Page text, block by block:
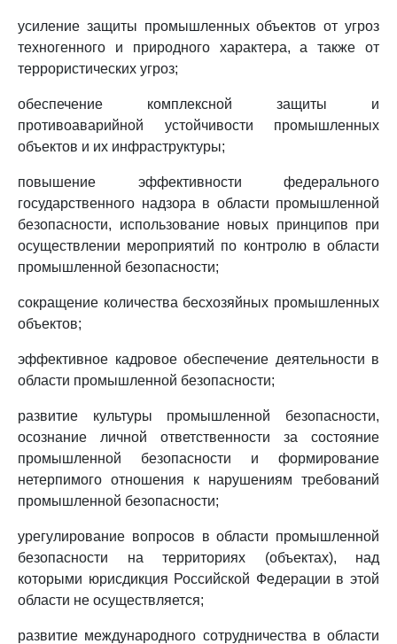
усиление защиты промышленных объектов от угроз
техногенного и природного характера, а также от
террористических угроз;
обеспечение комплексной защиты и
противоаварийной устойчивости промышленных
объектов и их инфраструктуры;
повышение эффективности федерального
государственного надзора в области промышленной
безопасности, использование новых принципов при
осуществлении мероприятий по контролю в области
промышленной безопасности;
сокращение количества бесхозяйных промышленных
объектов;
эффективное кадровое обеспечение деятельности в
области промышленной безопасности;
развитие культуры промышленной безопасности,
осознание личной ответственности за состояние
промышленной безопасности и формирование
нетерпимого отношения к нарушениям требований
промышленной безопасности;
урегулирование вопросов в области промышленной
безопасности на территориях (объектах), над
которыми юрисдикция Российской Федерации в этой
области не осуществляется;
развитие международного сотрудничества в области